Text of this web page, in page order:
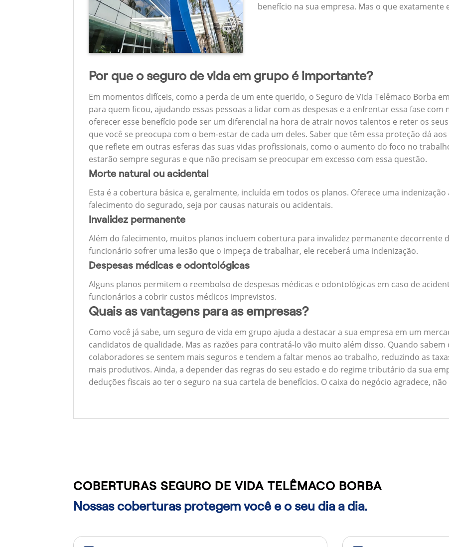
benefício na sua empresa. Mas o que exatamente
Por que o seguro de vida em grupo é importante?
Em momentos difíceis, como a perda de um ente querido, o Seguro de Vida Telêmaco Borba
para quem ficou, ajudando essas pessoas a lidar com as despesas e a enfrentar essa fase com
oferecer esse benefício pode ser um diferencial na hora de atrair novos talentos e reter os
que você se preocupa com o bem-estar de cada um deles. Saber que têm essa proteção dá
que reflete em outras esferas das suas vidas profissionais, como o aumento do foco no
estarão sempre seguras e que não precisam se preocupar em excesso com essa questão.
Morte natural ou acidental
Esta é a cobertura básica e, geralmente, incluída em todos os planos. Oferece uma
falecimento do segurado, seja por causas naturais ou acidentais.
Invalidez permanente
Além do falecimento, muitos planos incluem cobertura para invalidez permanente decorrente
funcionário sofrer uma lesão que o impeça de trabalhar, ele receberá uma indenização.
Despesas médicas e odontológicas
Alguns planos permitem o reembolso de despesas médicas e odontológicas em caso de
funcionários a cobrir custos médicos imprevistos.
Quais as vantagens para as empresas?
Como você já sabe, um seguro de vida em grupo ajuda a destacar a sua empresa em um
candidatos de qualidade. Mas as razões para contratá-lo vão muito além disso. Quando
colaboradores se sentem mais seguros e tendem a faltar menos ao trabalho, reduzindo as
mais produtivos. Ainda, a depender das regras do seu estado e do regime tributário da sua
deduções fiscais ao ter o seguro na sua cartela de benefícios. O caixa do negócio agradece, não
COBERTURAS SEGURO DE VIDA TELÊMACO BORBA
Nossas coberturas protegem você e o seu dia a dia.